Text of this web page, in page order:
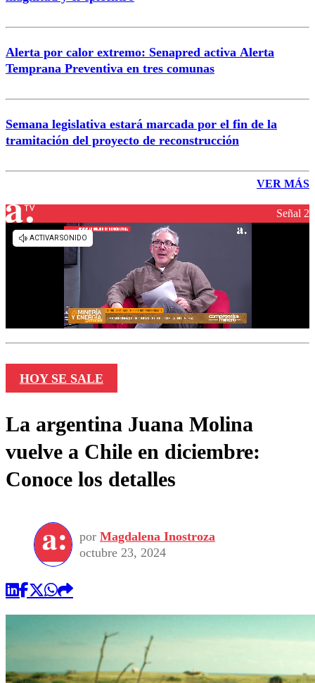
Alerta por calor extremo: Senapred activa Alerta
Temprana Preventiva en tres comunas
Semana legislativa estará marcada por el fin de la
tramitación del proyecto de reconstrucción
VER MÁS
Señal 2
HOY SE SALE
La argentina Juana Molina
vuelve a Chile en diciembre:
Conoce los detalles
por Magdalena Inostroza
octubre 23, 2024